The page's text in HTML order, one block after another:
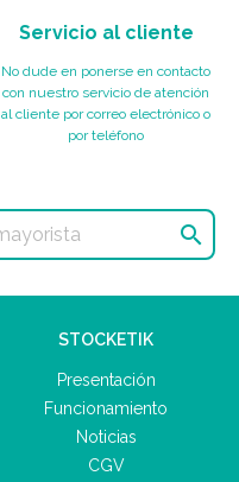
Servicio al cliente
No dude en ponerse en contacto
con nuestro servicio de atención
al cliente por correo electrónico o
por teléfono

STOCKETIK
Presentación
Funcionamiento
Noticias
CGV